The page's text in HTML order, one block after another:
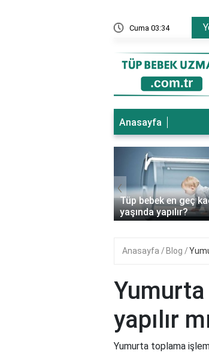
Cuma 03:34
Anasayfa
Tüp bebek en geç
yaşında yapılır?
‹
Anasayfa Blog
yapılır
Yumurta toplama